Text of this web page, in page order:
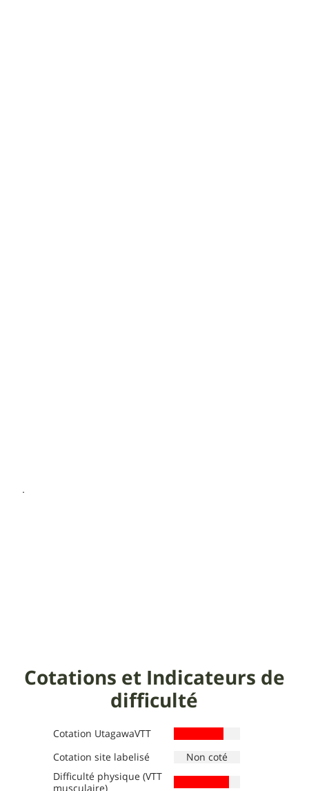
Cotations et Indicateurs de
difficulté
Cotation UtagawaVTT
Cotation site labelisé
Définition des niveaux :
Définition des niveaux :
Difficulté physique (VTT
musculaire)